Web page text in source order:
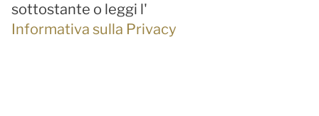
sottostante o leggi l'
Informativa sulla Privacy